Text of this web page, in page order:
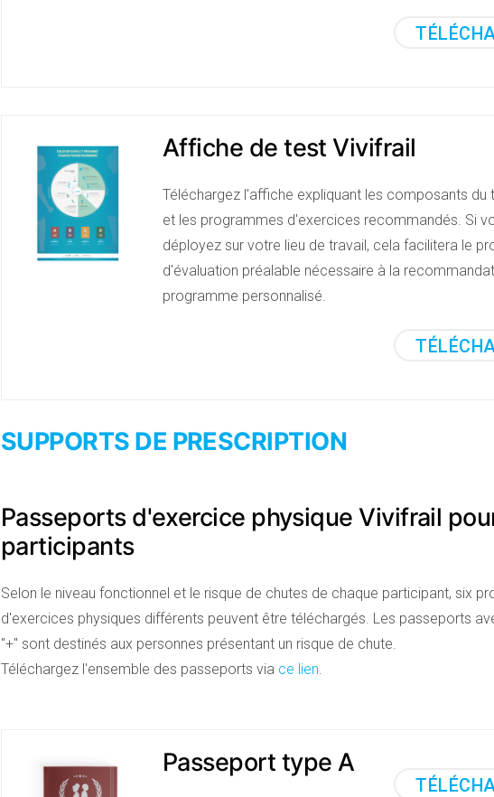
Affiche de test Vivifrail
Téléchargez l'affiche expliquant les composants du
et les programmes d'exercices recommandés. Si
déployez sur votre lieu de travail, cela facilitera le
d'évaluation préalable nécessaire à la
programme personnalisé.
SUPPORTS DE PRESCRIPTION
Passeports d'exercice physique Vivifrail
participants
Selon le niveau fonctionnel et le risque de chutes de chaque participant, six
d'exercices physiques différents peuvent être téléchargés. Les passeports
"+" sont destinés aux personnes présentant un risque de chute.
Téléchargez l'ensemble des passeports via ce lien.
Passeport type A